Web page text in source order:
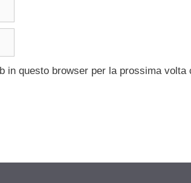
in questo browser per la prossima volta